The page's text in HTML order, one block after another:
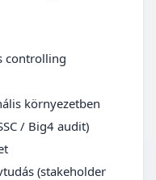
controlling
környezetben
/ Big4 audit)
(stakeholder